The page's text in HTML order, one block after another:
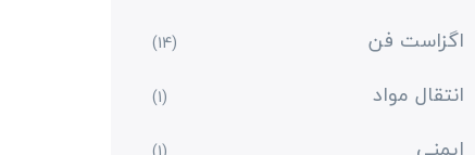
اگزاست فن (14)
انتقال مواد (1)